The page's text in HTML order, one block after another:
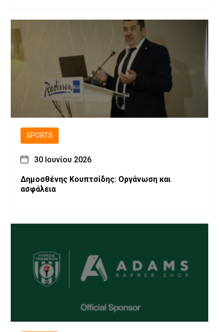
SPORTS
30 Ιουνίου 2026
Δημοσθένης Κουπτσίδης: Οργάνωση και
ασφάλεια